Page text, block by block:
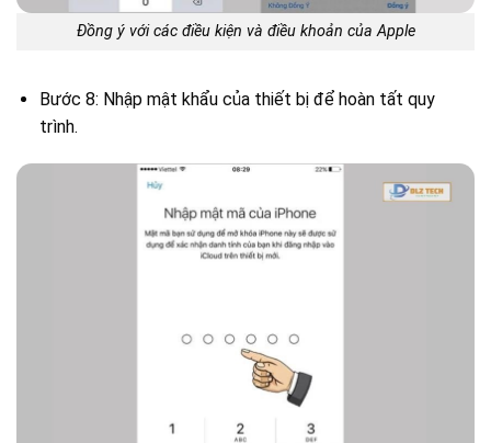
Đồng ý với các điều kiện và điều khoản của Apple
Bước 8: Nhập mật khẩu của thiết bị để hoàn tất quy
trình.